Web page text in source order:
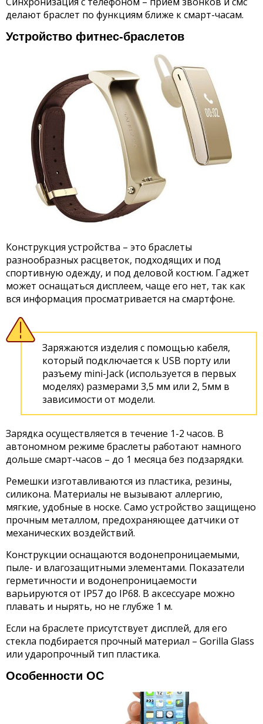
делают браслет по функциям ближе к смарт-часам.
Устройство фитнес-браслетов
Конструкция устройства – это браслеты
разнообразных расцветок, подходящих и под
спортивную одежду, и под деловой костюм. Гаджет
может оснащаться дисплеем, чаще его нет, так как
вся информация просматривается на смартфоне.
Заряжаются изделия с помощью кабеля,
который подключается к USB порту или
разъему mini-Jack (используется в первых
моделях) размерами 3,5 мм или 2, 5мм в
зависимости от модели.
Зарядка осуществляется в течение 1-2 часов. В
автономном режиме браслеты работают намного
дольше смарт-часов – до 1 месяца без подзарядки.
Ремешки изготавливаются из пластика, резины,
силикона. Материалы не вызывают аллергию,
мягкие, удобные в носке. Само устройство защищено
прочным металлом, предохраняющее датчики от
механических воздействий.
Конструкции оснащаются водонепроницаемыми,
пыле- и влагозащитными элементами. Показатели
герметичности и водонепроницаемости
варьируются от IP57 до IP68. В аксессуаре можно
плавать и нырять, но не глубже 1 м.
Если на браслете присутствует дисплей, для его
стекла подбирается прочный материал – Gorilla Glass
или ударопрочный тип пластика.
Особенности ОС